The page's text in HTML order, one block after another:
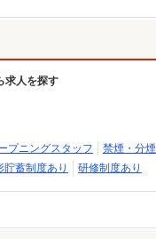
求人を探す
プニングスタッフ
禁煙・分煙
蓄制度あり 研修制度あり